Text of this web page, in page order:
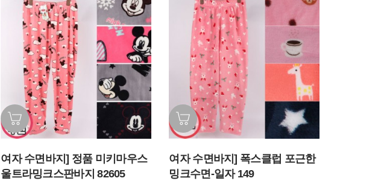
여자 수면바지] 정품 미키마우스
울트라밍크스판바지 82605
여자 수면바지] 폭스클럽 포근한
밍크수면-일자 149